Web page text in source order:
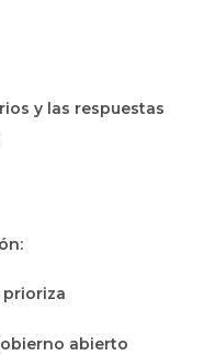
y las respuestas
prioriza
abierto